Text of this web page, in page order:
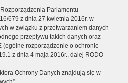
Parlamentu
679 z dnia 27 kwietnia 2016r. w
w związku z przetwarzaniem danych
przepływu takich danych oraz
(ogólne rozporządzenie o ochronie
z dnia 4 maja 2016r., dalej RODO
Ochrony Danych znajdują się w